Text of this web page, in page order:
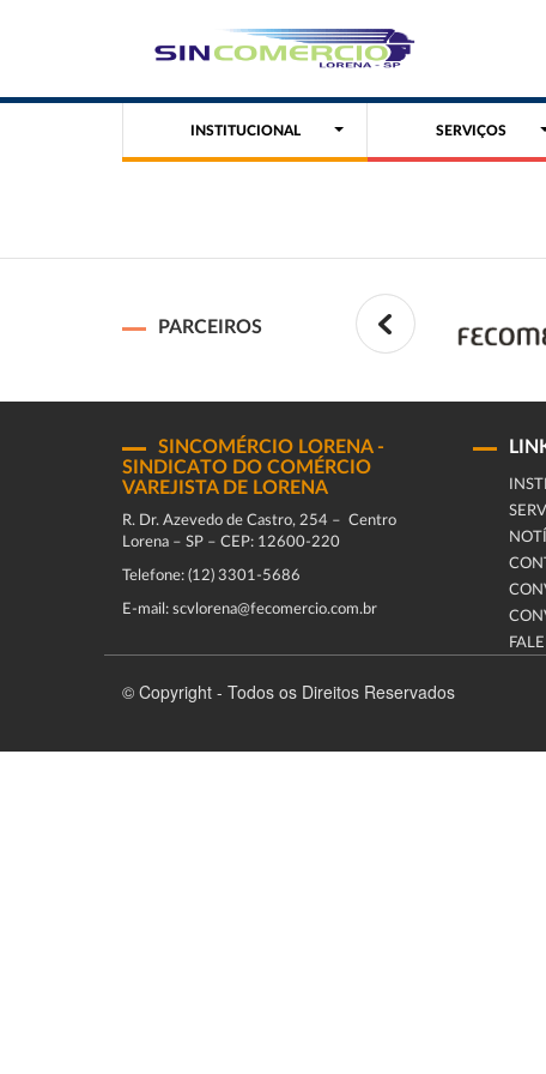
INSTITUCIONAL SERVIÇOS
PARCEIROS
SINCOMÉRCIO LORENA -
SINDICATO DO COMÉRCIO
VAREJISTA DE LORENA
R. Dr. Azevedo de Castro, 254 – Centro
Lorena – SP – CEP: 12600-220
Telefone: (12) 3301-5686
E-mail: scvlorena@fecomercio.com.br
© Copyright - Todos os Direitos Reservados